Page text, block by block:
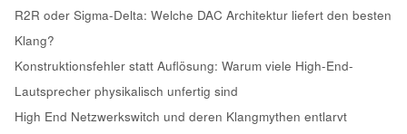
R2R oder Sigma-Delta: Welche DAC Architektur liefert den besten
Klang?
Konstruktionsfehler statt Auflösung: Warum viele High-End-
Lautsprecher physikalisch unfertig sind
High End Netzwerkswitch und deren Klangmythen entlarvt